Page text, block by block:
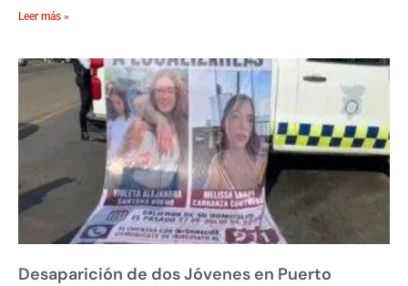
Leer más »
Desaparición de dos Jóvenes en Puerto